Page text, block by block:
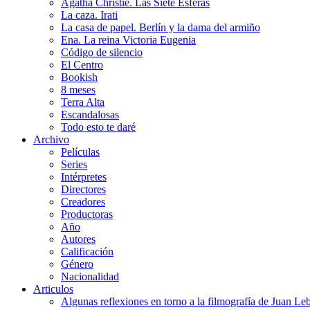
Agatha Christie. Las Siete Esferas
La caza. Irati
La casa de papel. Berlín y la dama del armiño
Ena. La reina Victoria Eugenia
Código de silencio
El Centro
Bookish
8 meses
Terra Alta
Escandalosas
Todo esto te daré
Archivo
Películas
Series
Intérpretes
Directores
Creadores
Productoras
Año
Autores
Calificación
Género
Nacionalidad
Articulos
Algunas reflexiones en torno a la filmografía de Juan